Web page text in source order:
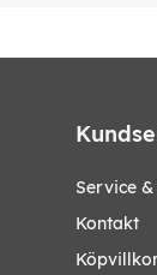
Service
Kontakt